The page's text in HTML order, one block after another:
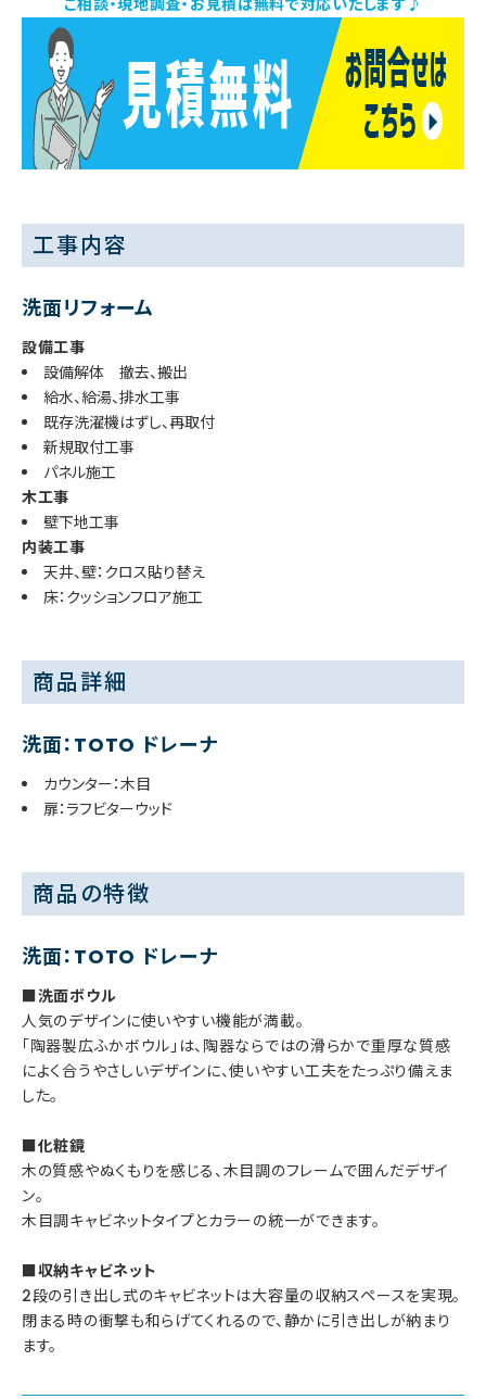
工事内容
洗面リフォーム
設備工事
設備解体 撤去、搬出
給水、給湯、排水工事
既存洗濯機はずし、再取付
新規取付工事
パネル施工
木工事
壁下地工事
内装工事
天井、壁：クロス貼り替え
床：クッションフロア施工
商品詳細
洗面：TOTO ドレーナ
カウンター：木目
扉：ラフビターウッド
商品の特徴
洗面：TOTO ドレーナ
■洗面ボウル
人気のデザインに使いやすい機能が満載。
「陶器製広ふかボウル」は、陶器ならではの滑らかで重厚な質感
によく合うやさしいデザインに、使いやすい工夫をたっぷり備えま
した。
■化粧鏡
木の質感やぬくもりを感じる、木目調のフレームで囲んだデザイ
ン。
木目調キャビネットタイプとカラーの統一ができます。
■収納キャビネット
2段の引き出し式のキャビネットは大容量の収納スペースを実現。
閉まる時の衝撃も和らげてくれるので、静かに引き出しが納まり
ます。